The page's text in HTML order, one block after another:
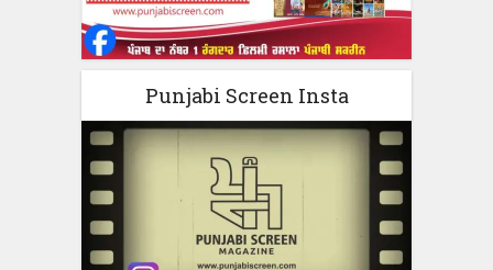
Punjabi Screen Insta